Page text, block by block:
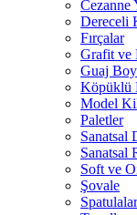
Cezanne
Dereceli
Fırçalar
Grafit ve
Guaj
Köpüklü
Model
Paletler
Sanatsal
Sanatsal
Soft ve
Şovale